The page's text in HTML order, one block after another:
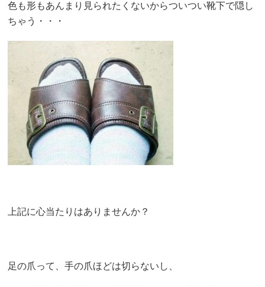
色も形もあんまり見られたくないからついつい靴下で隠し
ちゃう・・・
上記に心当たりはありませんか？
足の爪って、手の爪ほどは切らないし、